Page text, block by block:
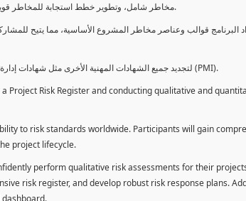
مخاطر شامل، وتطوير خطط استجابة للمخاطر قوية. بالإضافة إلى ذلك، سيكتسبون المهارات لتقديم تقييمات المخاطر عبر لوحة معلومات فعالة.
البرنامج قوالب وعناصر مخاطر المشروع الأساسية، مما يتيح
يمكن للطلاب استخدام ساعات هذا البرنامج كوحدات تطوير المهنة (PDUs) لتجديد جميع الشهادات المهنية الأخرى مثل شهادات إدارة المشاريع العالمية (PMI).
Project Risk Register and conducting qualitative and
to risk standards worldwide. Participants will gain
project lifecycle.
perform qualitative risk assessments for their
risk register, and develop robust risk response plans.